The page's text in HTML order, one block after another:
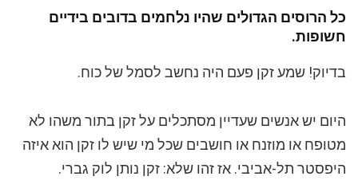
כל הרוסים הגדולים שהיו נלחמים בדובים בידיים
חשופות.
בדיוק! שמע זקן פעם היה נחשב לסמל של כוח.
היום יש אנשים שעדיין מסתכלים על זקן בתור משהו לא
מטופח או מוזנח או חושבים שכל מי שיש לו זקן הוא איזה
היפסטר תל-אביבי. אז זהו שלא: זקן נותן לוק גברי.